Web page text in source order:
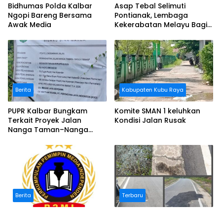
Bidhumas Polda Kalbar
Ngopi Bareng Bersama
Awak Media
Asap Tebal Selimuti
Pontianak, Lembaga
Kekerabatan Melayu Bagi
Berita
PUPR Kalbar Bungkam
Terkait Proyek Jalan
Nanga Taman–Nanga
Bermasalah
Kabupaten Kubu Raya
Komite SMAN 1 keluhkan
Kondisi Jalan Rusak
Berita Terbaru